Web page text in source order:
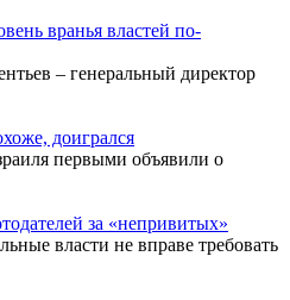
вранья властей по-
– генеральный директор
доигрался
первыми объявили о
за «непривитых»
власти не вправе требовать